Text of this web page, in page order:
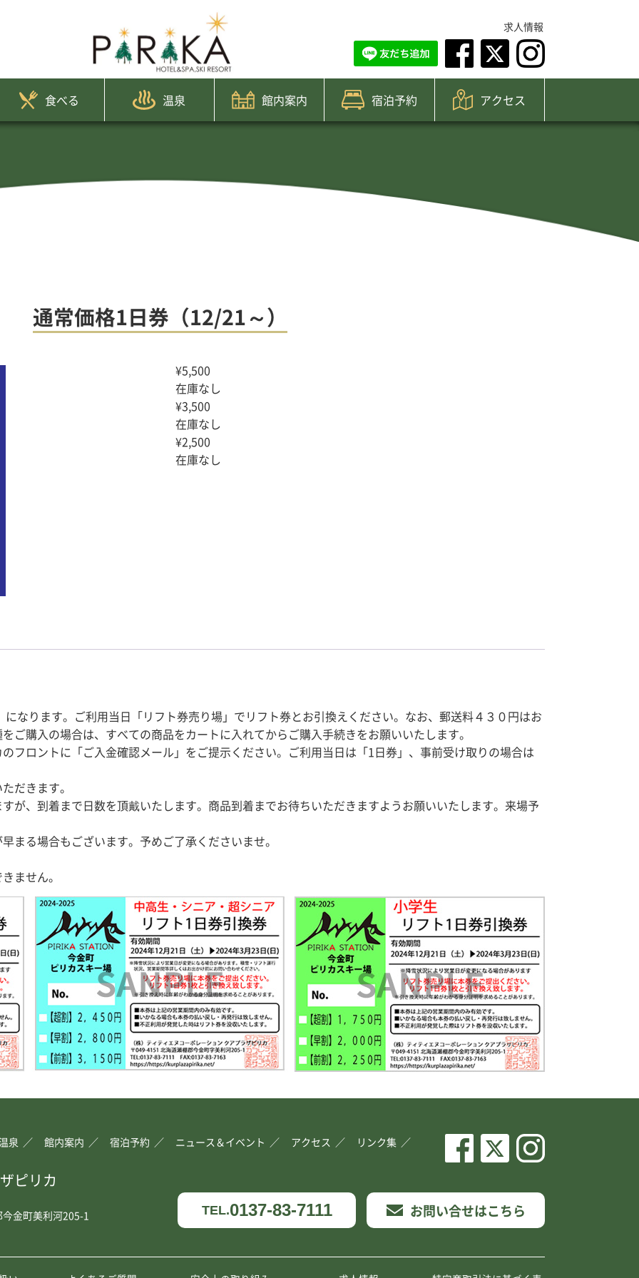
求人情報
食べる 温泉 館内案内 宿泊予約 アクセス
通常価格1日券（12/21～）
¥5,500
在庫なし
¥3,500
在庫なし
¥2,500
在庫なし
なります。ご利用当日「リフト券売り場」でリフト券とお引換えください。なお、郵送料４３０円はお
ご購入の場合は、すべての商品をカートに入れてからご購入手続きをお願いいたします。
フロントに「ご入金確認メール」をご提示ください。ご利用当日は「1日券」、事前受け取りの場合は
だきます。
が、到着まで日数を頂戴いたします。商品到着までお待ちいただきますようお願いいたします。来場予
る場合もございます。予めご了承くださいませ。
ません。
泉 館内案内 宿泊予約 ニュース＆イベント アクセス リンク集
ピリカ
金町美利河205-1 TEL.0137-83-7111 お問い合せはこちら